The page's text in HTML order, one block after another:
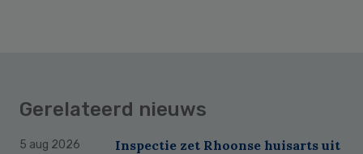
Gerelateerd nieuws
5 aug 2026
Inspectie zet Rhoonse huisarts uit